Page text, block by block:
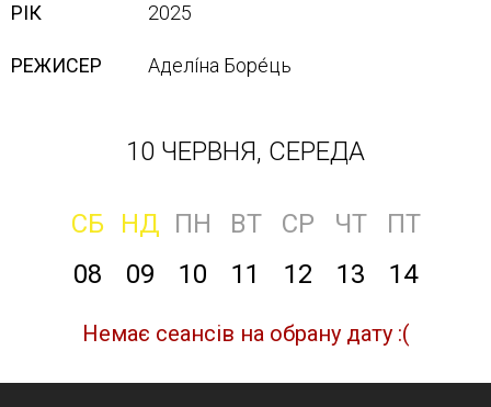
РІК 2025
РЕЖИСЕР Аделі́на Боре́ць
10 ЧЕРВНЯ, СЕРЕДА
СБ НД ПН ВТ СР ЧТ
ПТ
08
09 10 11 12 13 14
Немає сеансів на обрану дату :(